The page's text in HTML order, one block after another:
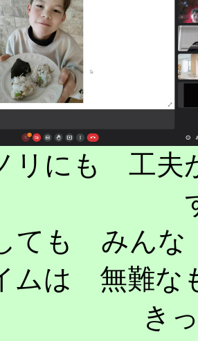
リにも 工夫
ても みん
ムは 無難
き